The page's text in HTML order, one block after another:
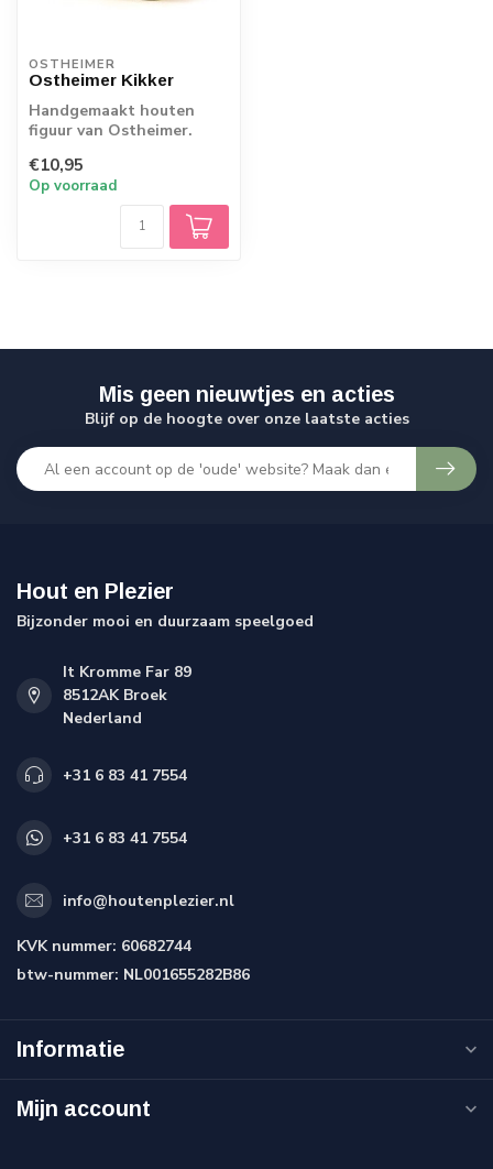
OSTHEIMER
Ostheimer Kikker
Handgemaakt houten
figuur van Ostheimer.
€10,95
Op voorraad
Mis geen nieuwtjes en acties
Blijf op de hoogte over onze laatste acties
Hout en Plezier
Bijzonder mooi en duurzaam speelgoed
It Kromme Far 89
8512AK Broek
Nederland
+31 6 83 41 7554
+31 6 83 41 7554
info@houtenplezier.nl
KVK nummer: 60682744
btw-nummer: NL001655282B86
Informatie
Mijn account